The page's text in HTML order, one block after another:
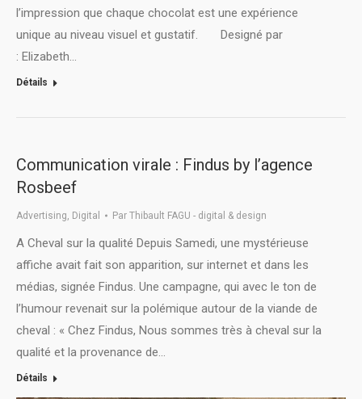
l’impression que chaque chocolat est une expérience
unique au niveau visuel et gustatif. Designé par
: Elizabeth…
Détails
Communication virale : Findus by l’agence
Rosbeef
Advertising, Digital Par Thibault FAGU - digital & design
A Cheval sur la qualité Depuis Samedi, une mystérieuse
affiche avait fait son apparition, sur internet et dans les
médias, signée Findus. Une campagne, qui avec le ton de
l’humour revenait sur la polémique autour de la viande de
cheval : « Chez Findus, Nous sommes très à cheval sur la
qualité et la provenance de…
Détails